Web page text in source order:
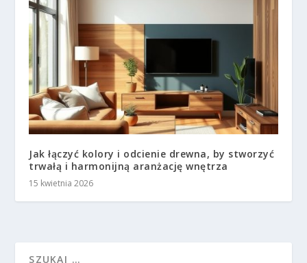
Jak łączyć kolory i odcienie drewna, by stworzyć
trwałą i harmonijną aranżację wnętrza
15 kwietnia 2026